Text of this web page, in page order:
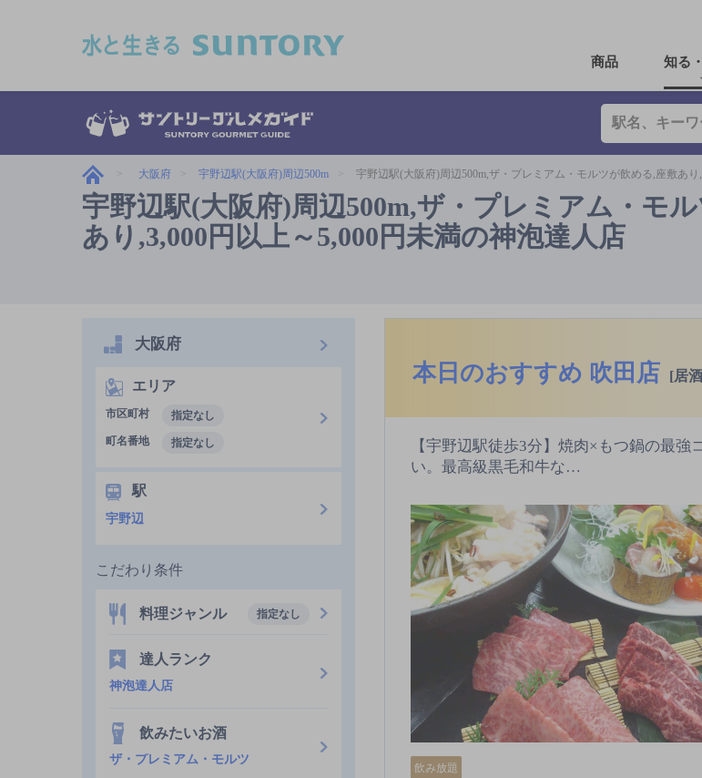
商品 知る
大阪府 宇野辺駅(大阪府)周辺500m 宇野辺駅(大阪府)周辺500m,ザ・プレミアム・モルツが飲める,座敷あ
宇野辺駅(大阪府)周辺500m,ザ・プレミアム・モ
あり,3,000円以上～5,000円未満の神泡達人店
本日のおすすめ 吹田店 [居
【宇野辺駅徒歩3分】焼肉×もつ鍋の最
い。最高級黒毛和牛な…
飲み放題
大阪府
エリア
市区町村
指定なし
町名番地
指定なし
駅
宇野辺
こだわり条件
料理ジャンル 指定なし
達人ランク
神泡達人店
飲みたいお酒
ザ・プレミアム・モルツ